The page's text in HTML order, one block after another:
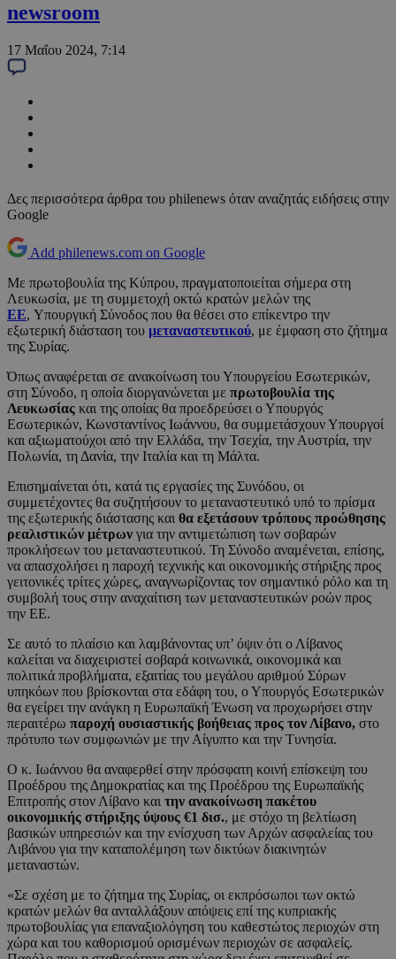
newsroom
17 Μαΐου 2024, 7:14
Δες περισσότερα άρθρα του philenews όταν αναζητάς ειδήσεις στην
Google
Add philenews.com on Google
Με πρωτοβουλία της Κύπρου, πραγματοποιείται σήμερα στη
Λευκωσία, με τη συμμετοχή οκτώ κρατών μελών της
ΕΕ, Υπουργική Σύνοδος που θα θέσει στο επίκεντρο την
εξωτερική διάσταση του μεταναστευτικού, με έμφαση στο ζήτημα
της Συρίας.
Όπως αναφέρεται σε ανακοίνωση του Υπουργείου Εσωτερικών,
στη Σύνοδο, η οποία διοργανώνεται με πρωτοβουλία της
Λευκωσίας και της οποίας θα προεδρεύσει ο Υπουργός
Εσωτερικών, Κωνσταντίνος Ιωάννου, θα συμμετάσχουν Υπουργοί
και αξιωματούχοι από την Ελλάδα, την Τσεχία, την Αυστρία, την
Πολωνία, τη Δανία, την Ιταλία και τη Μάλτα.
Επισημαίνεται ότι, κατά τις εργασίες της Συνόδου, οι
συμμετέχοντες θα συζητήσουν το μεταναστευτικό υπό το πρίσμα
της εξωτερικής διάστασης και θα εξετάσουν τρόπους προώθησης
ρεαλιστικών μέτρων για την αντιμετώπιση των σοβαρών
προκλήσεων του μεταναστευτικού. Τη Σύνοδο αναμένεται, επίσης,
να απασχολήσει η παροχή τεχνικής και οικονομικής στήριξης προς
γειτονικές τρίτες χώρες, αναγνωρίζοντας τον σημαντικό ρόλο και τη
συμβολή τους στην αναχαίτιση των μεταναστευτικών ροών προς
την ΕΕ.
Σε αυτό το πλαίσιο και λαμβάνοντας υπ’ όψιν ότι ο Λίβανος
καλείται να διαχειριστεί σοβαρά κοινωνικά, οικονομικά και
πολιτικά προβλήματα, εξαιτίας του μεγάλου αριθμού Σύρων
υπηκόων που βρίσκονται στα εδάφη του, ο Υπουργός Εσωτερικών
θα εγείρει την ανάγκη η Ευρωπαϊκή Ένωση να προχωρήσει στην
περαιτέρω παροχή ουσιαστικής βοήθειας προς τον Λίβανο, στο
πρότυπο των συμφωνιών με την Αίγυπτο και την Τυνησία.
Ο κ. Ιωάννου θα αναφερθεί στην πρόσφατη κοινή επίσκεψη του
Προέδρου της Δημοκρατίας και της Προέδρου της Ευρωπαϊκής
Επιτροπής στον Λίβανο και την ανακοίνωση πακέτου
οικονομικής στήριξης ύψους €1 δισ., με στόχο τη βελτίωση
βασικών υπηρεσιών και την ενίσχυση των Αρχών ασφαλείας του
Λιβάνου για την καταπολέμηση των δικτύων διακινητών
μεταναστών.
«Σε σχέση με το ζήτημα της Συρίας, οι εκπρόσωποι των οκτώ
κρατών μελών θα ανταλλάξουν απόψεις επί της κυπριακής
πρωτοβουλίας για επαναξιολόγηση του καθεστώτος περιοχών στη
χώρα και του καθορισμού ορισμένων περιοχών σε ασφαλείς.